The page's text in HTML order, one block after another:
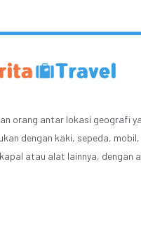
orang antar lokasi geografi
dengan kaki, sepeda,
atau alat lainnya, dengan